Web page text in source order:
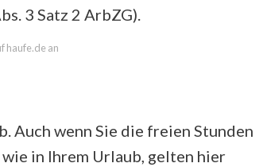
3 Satz 2 ArbZG).
haufe.de an
Auch wenn Sie die freien Stunden
in Ihrem Urlaub, gelten hier